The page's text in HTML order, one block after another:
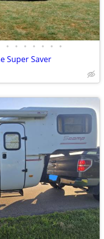
• • • • • • •
Super Saver